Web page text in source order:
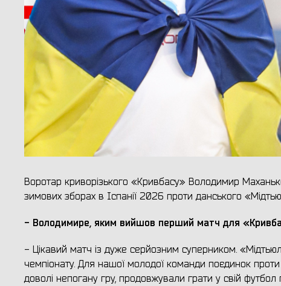
Воротар криворізького «Кривбасу» Володимир
зимових зборах в Іспанії 2026 проти данського
- Володимире, яким вийшов перший матч для
- Цікавий матч із дуже серйозним суперником.
чемпіонату. Для нашої молодої команди поєдинок
доволі непогану гру, продовжували грати у свій